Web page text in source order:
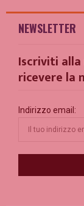
NEWSLETTER
Iscriviti
ricevere la
Indirizzo email: